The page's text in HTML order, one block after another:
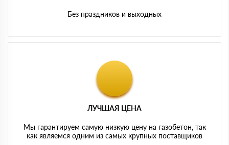
Без праздников и выходных
ЛУЧШАЯ ЦЕНА
Мы гарантируем самую низкую цену на газобетон, так
как являемся одним из самых крупных поставщиков